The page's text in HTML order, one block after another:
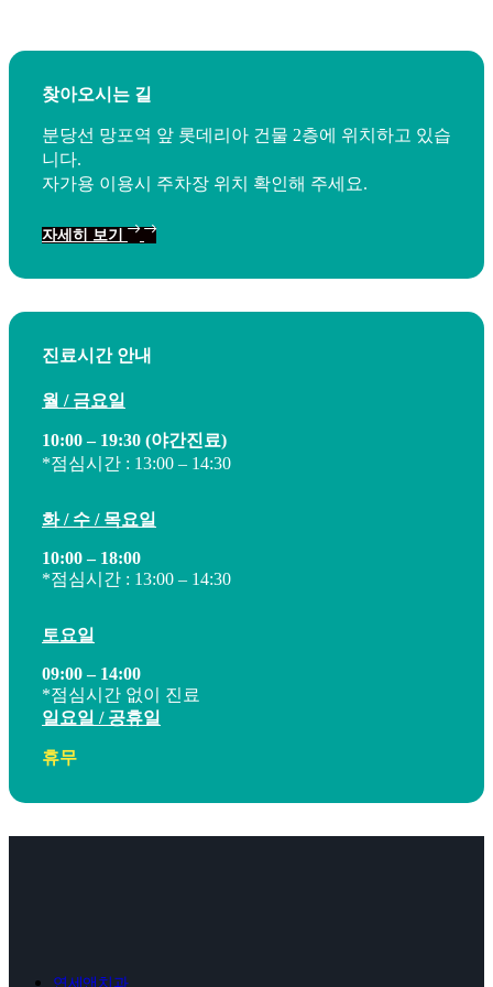
content
찾아오시는 길
분당선 망포역 앞 롯데리아 건물 2층에 위치하고 있습
니다.
자가용 이용시 주차장 위치 확인해 주세요.
자세히 보기
진료시간 안내
월 / 금요일
10:00 – 19:30 (야간진료)
*점심시간 : 13:00 – 14:30
화 / 수 / 목요일
10:00 – 18:00
*점심시간 : 13:00 – 14:30
토요일
09:00 – 14:00
*점심시간 없이 진료
일요일 / 공휴일
휴무
연세앤치과